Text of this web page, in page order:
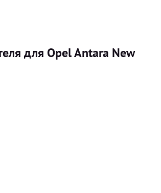
для Opel Antara New